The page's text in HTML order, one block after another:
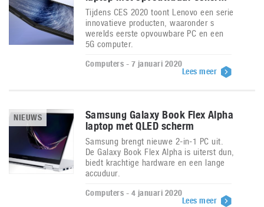
Tijdens CES 2020 toont Lenovo een serie
innovatieve producten, waaronder s
werelds eerste opvouwbare PC en een
5G computer.
Computers - 7 januari 2020
Lees meer
NIEUWS
Samsung Galaxy Book Flex Alpha
laptop met QLED scherm
Samsung brengt nieuwe 2-in-1 PC uit.
De Galaxy Book Flex Alpha is uiterst dun,
biedt krachtige hardware en een lange
accuduur.
Computers - 4 januari 2020
Lees meer